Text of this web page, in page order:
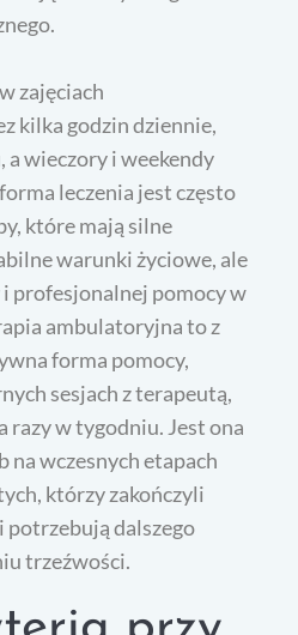
zajęciach
kilka godzin dziennie,
wieczory i weekendy
leczenia jest często
które mają silne
warunki życiowe, ale
profesjonalnej pomocy w
ambulatoryjna to z
forma pomocy,
sesjach z terapeutą,
razy w tygodniu. Jest ona
na wczesnych etapach
którzy zakończyli
potrzebują dalszego
trzeźwości.